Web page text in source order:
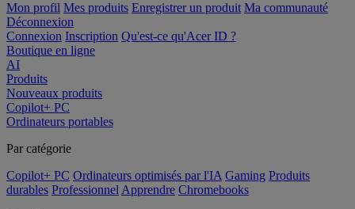
Mon profil Mes produits Enregistrer un produit Ma communauté
Déconnexion
Connexion Inscription Qu'est-ce qu'Acer ID ?
Boutique en ligne
AI
Produits
Nouveaux produits
Copilot+ PC
Ordinateurs portables
Par catégorie
Copilot+ PC Ordinateurs optimisés par l'IA Gaming Produits
durables Professionnel Apprendre Chromebooks